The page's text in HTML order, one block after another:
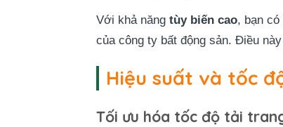
Với khả năng tùy biến cao, bạn
của công ty bất động sản. Điều
Hiệu suất và tốc
Tối ưu hóa tốc độ tải